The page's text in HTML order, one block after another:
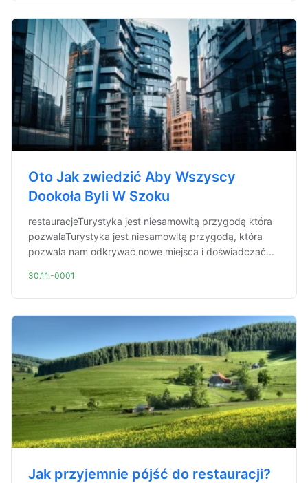
Oto Jak zwiedzić Aby Wszyscy
Dookoła Byli W Szoku
restauracjeTurystyka jest niesamowitą przygodą która
pozwalaTurystyka jest niesamowitą przygodą, która
pozwala nam odkrywać nowe miejsca i doświadczać...
30.11.-0001
Jak przyjemnie pójść do restauracji?